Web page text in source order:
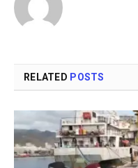
RELATED POSTS